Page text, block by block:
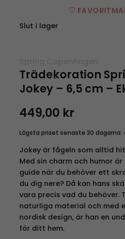
♡
Slut i lager
Trädekoration
Jokey – 6,5 cm –
449,00 kr
Lägsta priset senaste 30 dagarna:
Jokey är fågeln som alltid
Med sin charm och humor
guide när du behöver ett
du dig nere? Då kan hans
vara precis vad du behöver.
naturliga material och med
nordisk design, är han en
för ditt hem.